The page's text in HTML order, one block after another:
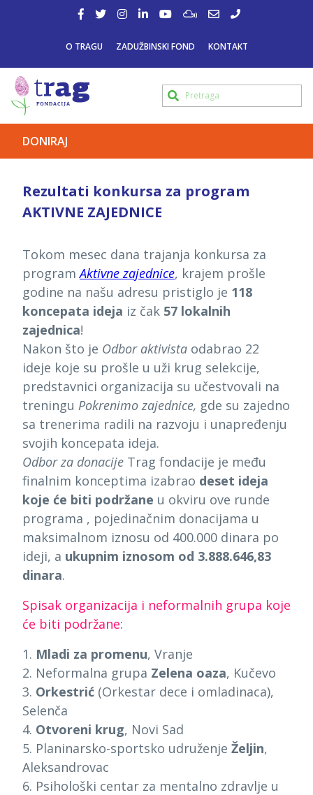
O TRAGU ZADUŽBINSKI FOND KONTAKT
DONIRAJ
Rezultati konkursa za program
AKTIVNE ZAJEDNICE
Tokom mesec dana trajanja konkursa za
programAktivne zajednice, krajem prošle
godine na našu adresu pristiglo je 118
koncepata ideja iz čak 57 lokalnih
zajednica!
Nakon što je Odbor aktivista odabrao 22
ideje koje su prošle u uži krug selekcije,
predstavnici organizacija su učestvovali na
treningu Pokrenimo zajednice, gde su zajedno
sa trenerima radili na razvoju i unapređenju
svojih koncepata ideja.
Odbor za donacije Trag fondacije je među
finalnim konceptima izabrao deset ideja
koje će biti podržane u okviru ove runde
programa , pojedinačnim donacijama u
maksimalnom iznosu od 400.000 dinara po
ideji, a ukupnim iznosom od 3.888.646,83
dinara.
Spisak organizacija i neformalnih grupa koje
će biti podržane:
1. Mladi za promenu, Vranje
2. Neformalna grupa Zelena oaza, Kučevo
3. Orkestrić (Orkestar dece i omladinaca),
Selenča
4. Otvoreni krug, Novi Sad
5. Planinarsko-sportsko udruženje Željin,
Aleksandrovac
6. Psihološki centar za mentalno zdravlje u